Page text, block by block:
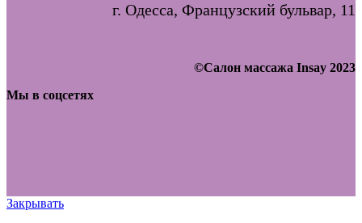
г. Одесса, Французский бульвар, 11
©Салон массажа Insay 2023
Мы в соцсетях
Закрывать